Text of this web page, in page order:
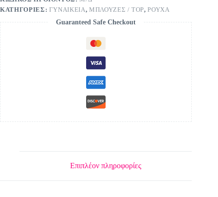
ΚΑΤΗΓΟΡΊΕΣ: ΓΥΝΑΙΚΕΙΑ, ΜΠΛΟΥΖΕΣ / TOP,ΡΟΥΧΑ
Guaranteed Safe Checkout
Επιπλέον πληροφορίες